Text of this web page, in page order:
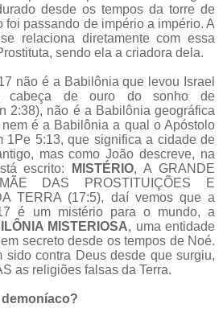
desde os tempos da torre de
foi passando de império a império. A
relaciona diretamente com essa
sendo ela a criadora dela.
não é a Babilônia que levou Israel
de ouro do sonho de
2:38), não é a Babilônia geográfica
é a Babilônia a qual o Apóstolo
1Pe 5:13, que significa a cidade de
mas como João descreve, na
escrito:
MISTÉRIO, A GRANDE
DAS PROSTITUIÇÕES E
TERRA (17:5), daí vemos que a
é um mistério para o mundo, a
MISTERIOSA, uma entidade
secreto desde os tempos de Noé.
sido contra Deus desde que surgiu,
as religiões falsas da Terra.